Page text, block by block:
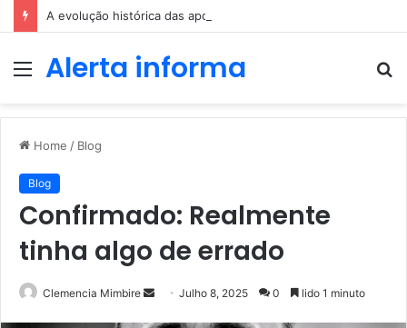
A evolução histórica das apostas ao longo dos séculos
MenuAlerta informa
Home / Blog
Blog
Confirmado: Realmente
tinha algo de errado
Clemencia Mimbire
SendJulho 8, 2025 0 lido 1 minuto